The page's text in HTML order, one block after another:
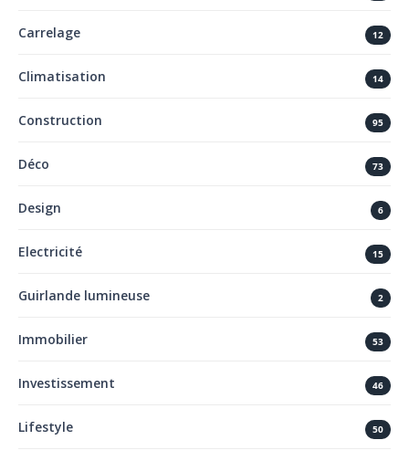
Carrelage 12
Climatisation 14
Construction 95
Déco 73
Design 6
Electricité 15
Guirlande lumineuse 2
Immobilier 53
Investissement 46
Lifestyle 50